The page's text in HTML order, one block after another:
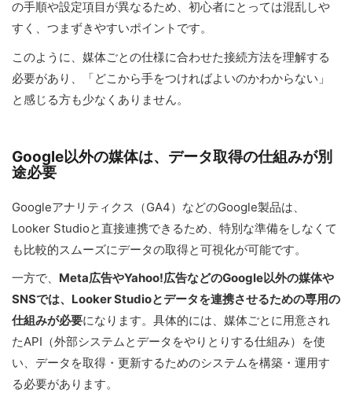
の手順や設定項目が異なるため、初心者にとっては混乱しや
すく、つまずきやすいポイントです。
このように、媒体ごとの仕様に合わせた接続方法を理解する
必要があり、「どこから手をつければよいのかわからない」
と感じる方も少なくありません。
Google以外の媒体は、データ取得の仕組みが別
途必要
Googleアナリティクス（GA4）などのGoogle製品は、
Looker Studioと直接連携できるため、特別な準備をしなくて
も比較的スムーズにデータの取得と可視化が可能です。
一方で、 Meta広告やYahoo!広告などのGoogle以外の媒体や
SNSでは、Looker Studioとデータを連携させるための専用の
仕組みが必要になります。具体的には、媒体ごとに用意され
たAPI（外部システムとデータをやりとりする仕組み）を使
い、データを取得・更新するためのシステムを構築・運用す
る必要があります。